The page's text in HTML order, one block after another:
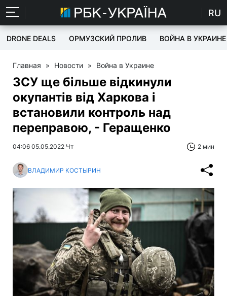
RU
DRONE DEALS ОРМУЗСКИЙ ПРОЛИВ ВОЙНА В УКРАИНЕ
Главная » Новости » Война в Украине
ЗСУ ще більше відкинули
окупантів від Харкова і
встановили контроль над
переправою, - Геращенко
04:06 05.05.2022 Чт 2 мин
ВЛАДИМИР КОСТЫРИН